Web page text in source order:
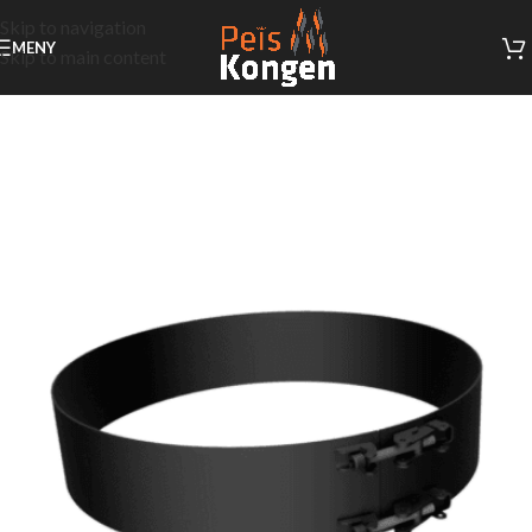
Skip to main content
MENY